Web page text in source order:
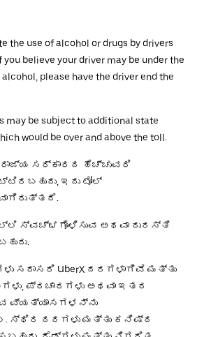
the use of alcohol or drugs by drivers
you believe your driver may be under the
please have the driver end the
may be subject to additional state
would be over and above the toll.
ರಾಜ್ಯ ಸರ್ಕಾರದ ಹೆಚ್ಚುವರಿ
ಇದು ಟೋಲ್
ಸ್ವಚ್ಛಗೊಳಿಸುವ ಅಥವಾ ದುರಸ್ತಿ
ಸರಾಸರಿ UberX ದರಗಳಾಗಿವೆ ಮತ್ತು
ಪ್ರಚಾರಗಳು ಅಥವಾ ಇತರ
ವ್ಯತ್ಯಾಸಗಳನ್ನು
ಸ್ಥಿರ ದರಗಳು ಮತ್ತು ಕನಿಷ್ಠ